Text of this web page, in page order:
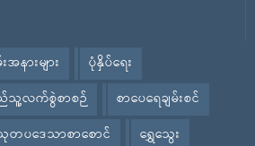
နားများ
ပုံနှိပ်ရေး
သူ့လက်စွဲစာစဉ်
စာပေရေချမ်းစင်
တပဒေသာစာစောင်
ရွှေသွေး